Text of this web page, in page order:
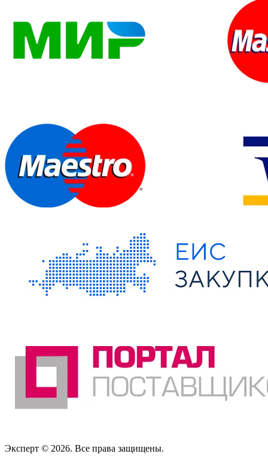
Эксперт © 2026. Все права защищены.